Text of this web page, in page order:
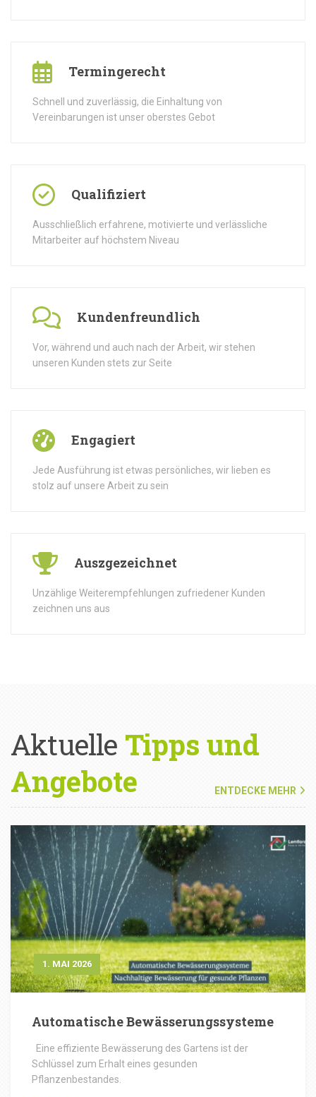
Termingerecht
Schnell und zuverlässig, die Einhaltung von
Vereinbarungen ist unser oberstes Gebot
Qualifiziert
Ausschließlich erfahrene, motivierte und verlässliche
Mitarbeiter auf höchstem Niveau
Kundenfreundlich
Vor, während und auch nach der Arbeit, wir stehen
unseren Kunden stets zur Seite
Engagiert
Jede Ausführung ist etwas persönliches, wir lieben es
stolz auf unsere Arbeit zu sein
Auszgezeichnet
Unzählige Weiterempfehlungen zufriedener Kunden
zeichnen uns aus
Aktuelle Tipps und
Angebote
ENTDECKE MEHR
1. MAI 2026
Automatische Bewässerungssysteme
Eine effiziente Bewässerung des Gartens ist der
Schlüssel zum Erhalt eines gesunden
Pflanzenbestandes.